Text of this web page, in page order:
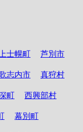
上士幌町 芦別市
志内市 真狩村
町 西興部村
幕別町